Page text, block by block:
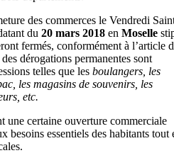
des commerces le Vendredi
du 20 mars 2018 en Moselle
fermés, conformément à l’article
dérogations permanentes sont
telles que les boulangers, les
les magasins de souvenirs, les
etc.
une certaine ouverture commerciale
besoins essentiels des habitants tout